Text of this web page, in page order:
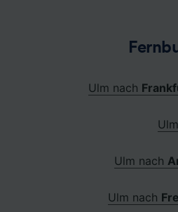
Ulm nach
Ulm nach
Ulm nach